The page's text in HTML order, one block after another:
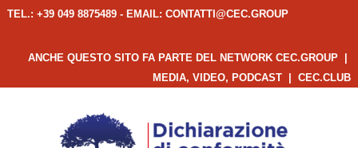
TEL.: +39 049 8875489 - EMAIL: CONTATTI@CEC.GROUP
ANCHE QUESTO SITO FA PARTE DEL NETWORK CEC.GROUP
MEDIA, VIDEO, PODCAST |CEC.CLUB